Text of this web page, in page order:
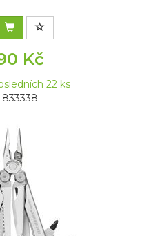
Kč
22 ks
833338